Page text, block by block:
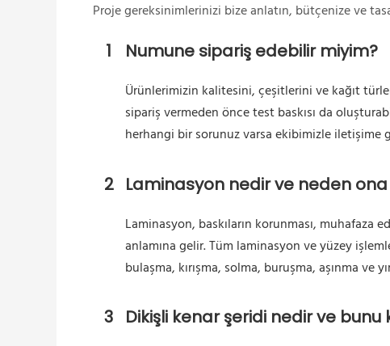
Proje gereksinimlerinizi bize anlatın, bütçenize ve
1 Numune sipariş edebilir miyim?
Ürünlerimizin kalitesini, çeşitlerini ve kağıt
sipariş vermeden önce test baskısı da
herhangi bir sorunuz varsa ekibimizle iletişime
2 Laminasyon nedir ve neden
Laminasyon, baskıların korunması, muhafaza
anlamına gelir. Tüm laminasyon ve yüzey
bulaşma, kırışma, solma, buruşma, aşınma ve
3 Dikişli kenar şeridi nedir ve bunu